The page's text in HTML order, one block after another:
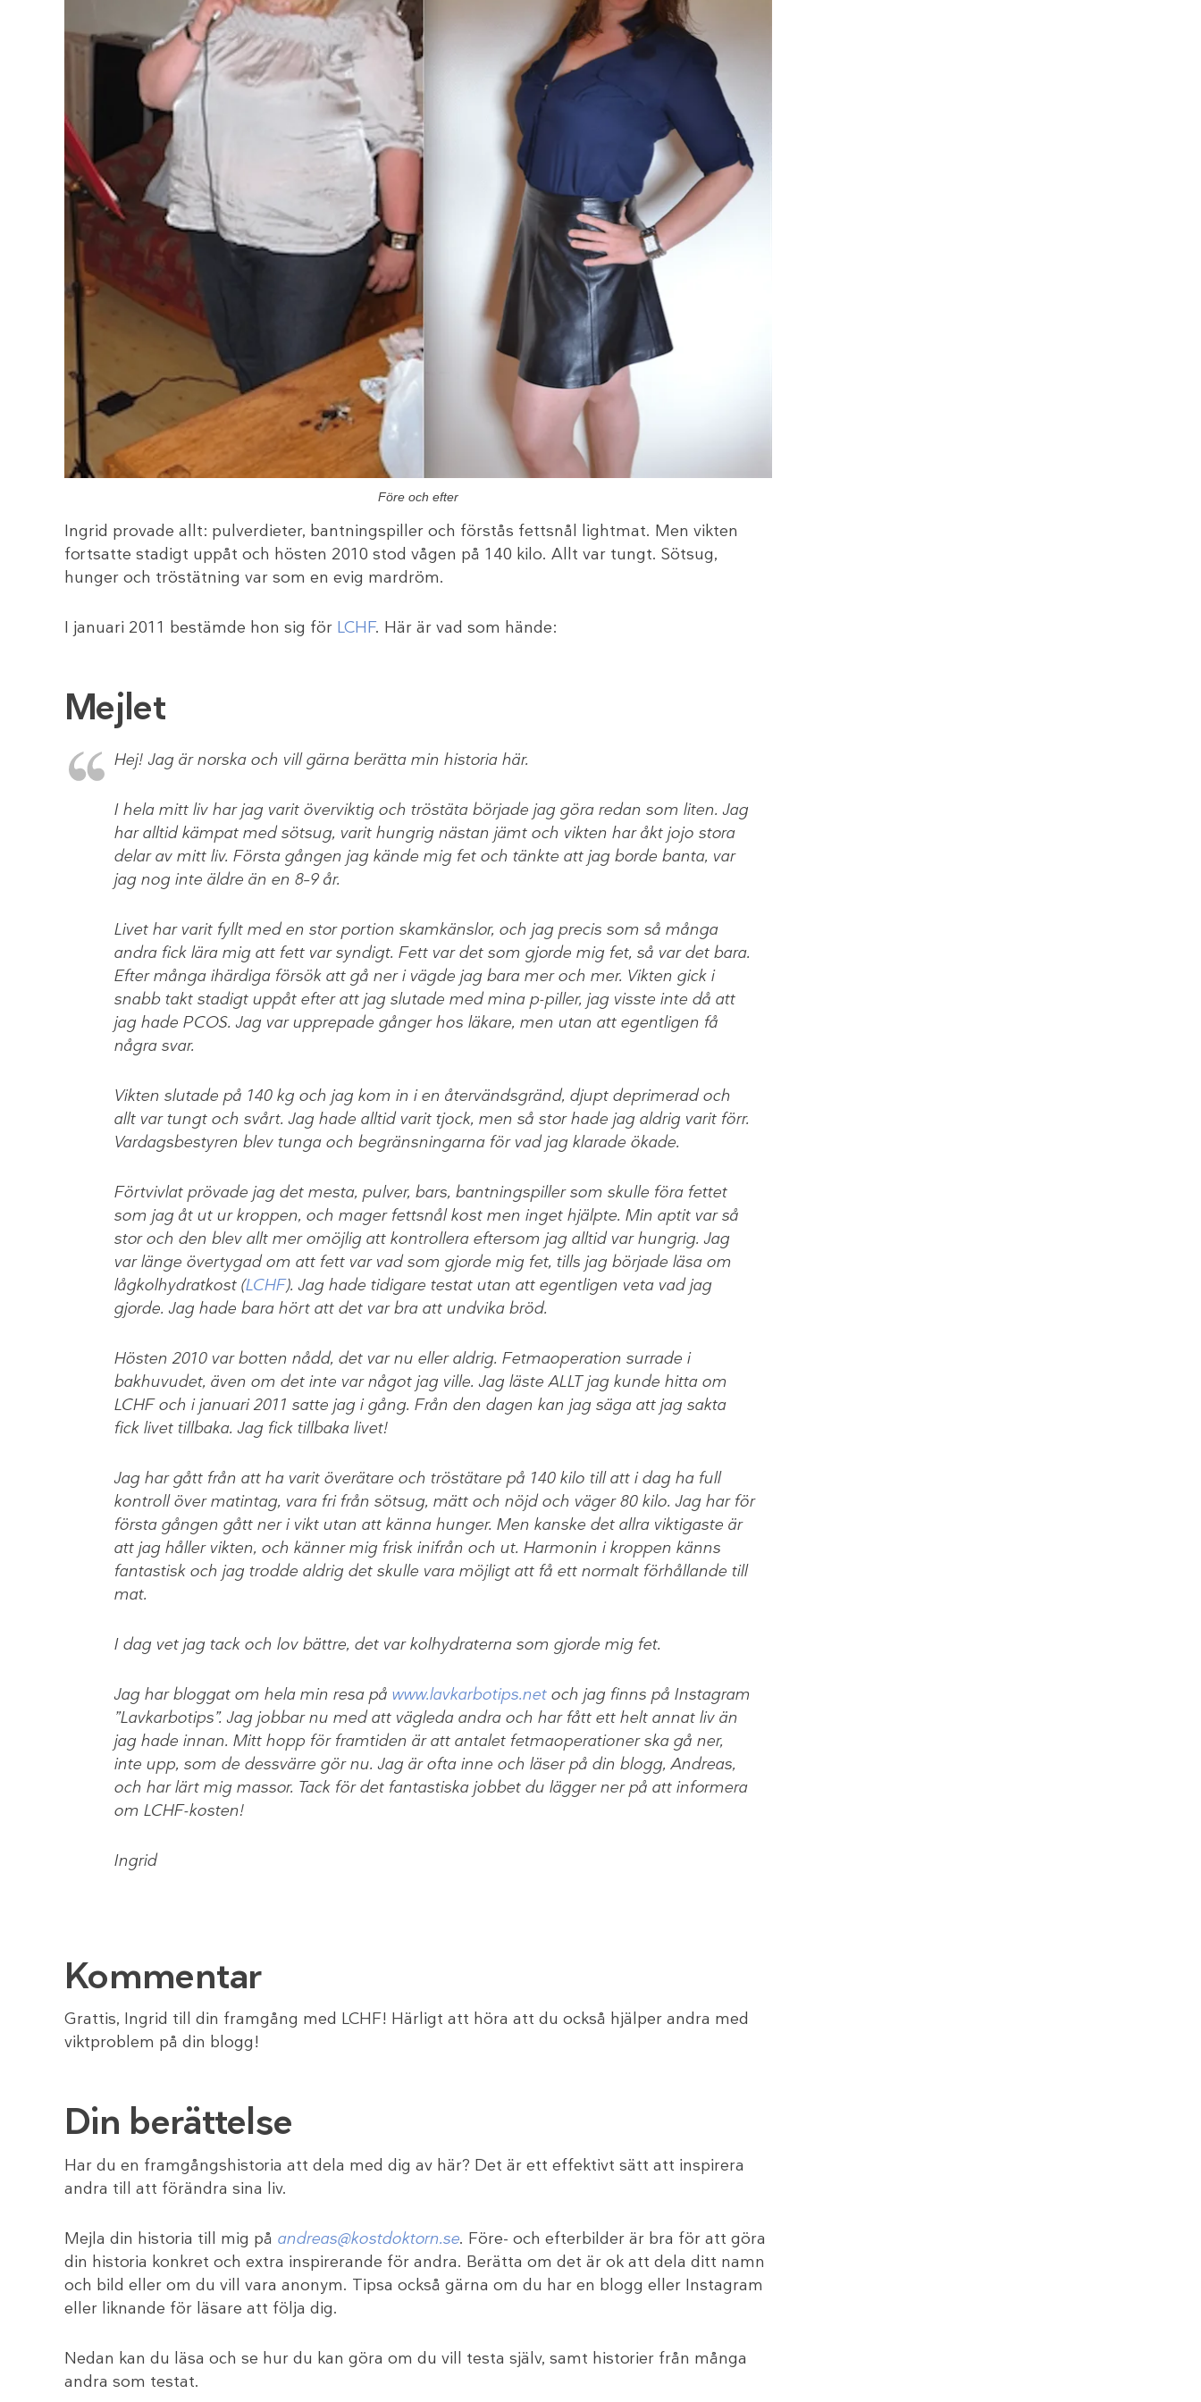
Före och efter
Ingrid provade allt: pulverdieter, bantningspiller och förstås fettsnål lightmat. Men vikten
fortsatte stadigt uppåt och hösten 2010 stod vågen på 140 kilo. Allt var tungt. Sötsug,
hunger och tröstätning var som en evig mardröm.
I januari 2011 bestämde hon sig för LCHF. Här är vad som hände:
Mejlet
Hej! Jag är norska och vill gärna berätta min historia här.
I hela mitt liv har jag varit överviktig och tröstäta började jag göra redan som liten. Jag
har alltid kämpat med sötsug, varit hungrig nästan jämt och vikten har åkt jojo stora
delar av mitt liv. Första gången jag kände mig fet och tänkte att jag borde banta, var
jag nog inte äldre än en 8–9 år.
Livet har varit fyllt med en stor portion skamkänslor, och jag precis som så många
andra fick lära mig att fett var syndigt. Fett var det som gjorde mig fet, så var det bara.
Efter många ihärdiga försök att gå ner i vägde jag bara mer och mer. Vikten gick i
snabb takt stadigt uppåt efter att jag slutade med mina p-piller, jag visste inte då att
jag hade PCOS. Jag var upprepade gånger hos läkare, men utan att egentligen få
några svar.
Vikten slutade på 140 kg och jag kom in i en återvändsgränd, djupt deprimerad och
allt var tungt och svårt. Jag hade alltid varit tjock, men så stor hade jag aldrig varit förr.
Vardagsbestyren blev tunga och begränsningarna för vad jag klarade ökade.
Förtvivlat prövade jag det mesta, pulver, bars, bantningspiller som skulle föra fettet
som jag åt ut ur kroppen, och mager fettsnål kost men inget hjälpte. Min aptit var så
stor och den blev allt mer omöjlig att kontrollera eftersom jag alltid var hungrig. Jag
var länge övertygad om att fett var vad som gjorde mig fet, tills jag började läsa om
lågkolhydratkost (LCHF). Jag hade tidigare testat utan att egentligen veta vad jag
gjorde. Jag hade bara hört att det var bra att undvika bröd.
Hösten 2010 var botten nådd, det var nu eller aldrig. Fetmaoperation surrade i
bakhuvudet, även om det inte var något jag ville. Jag läste ALLT jag kunde hitta om
LCHF och i januari 2011 satte jag i gång. Från den dagen kan jag säga att jag sakta
fick livet tillbaka. Jag fick tillbaka livet!
Jag har gått från att ha varit överätare och tröstätare på 140 kilo till att i dag ha full
kontroll över matintag, vara fri från sötsug, mätt och nöjd och väger 80 kilo. Jag har för
första gången gått ner i vikt utan att känna hunger. Men kanske det allra viktigaste är
att jag håller vikten, och känner mig frisk inifrån och ut. Harmonin i kroppen känns
fantastisk och jag trodde aldrig det skulle vara möjligt att få ett normalt förhållande till
mat.
I dag vet jag tack och lov bättre, det var kolhydraterna som gjorde mig fet.
Jag har bloggat om hela min resa på www.lavkarbotips.netoch jag finns på Instagram
”Lavkarbotips”. Jag jobbar nu med att vägleda andra och har fått ett helt annat liv än
jag hade innan. Mitt hopp för framtiden är att antalet fetmaoperationer ska gå ner,
inte upp, som de dessvärre gör nu. Jag är ofta inne och läser på din blogg, Andreas,
och har lärt mig massor. Tack för det fantastiska jobbet du lägger ner på att informera
om LCHF-kosten!
Ingrid
Kommentar
Grattis, Ingrid till din framgång med LCHF! Härligt att höra att du också hjälper andra med
viktproblem på din blogg!
Din berättelse
Har du en framgångshistoria att dela med dig av här? Det är ett effektivt sätt att inspirera
andra till att förändra sina liv.
Mejla din historia till mig på andreas@kostdoktorn.se. Före- och efterbilder är bra för att göra
din historia konkret och extra inspirerande för andra. Berätta om det är ok att dela ditt namn
och bild eller om du vill vara anonym. Tipsa också gärna om du har en blogg eller Instagram
eller liknande för läsare att följa dig.
Nedan kan du läsa och se hur du kan göra om du vill testa själv, samt historier från många
andra som testat.